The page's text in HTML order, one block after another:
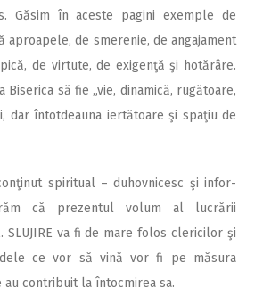
Găsim în aceste pagini exemple de
aproapele, de smerenie, de angajament
de virtute, de exigenţă şi hotărâre.
Biserica să fie „vie, dinamică, rugătoare,
dar întotdeauna iertătoare şi spaţiu de
spiritual – duhovnicesc şi infor-
că prezentul volum al lucrării
SLUJIRE va fi de mare folos clericilor şi
ce vor să vină vor fi pe măsura
contribuit la întocmirea sa.